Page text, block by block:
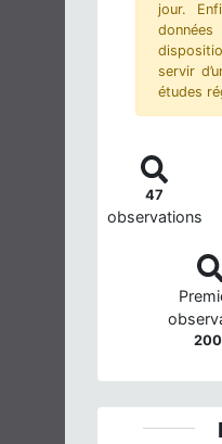
jour.
servir
études
47
observations